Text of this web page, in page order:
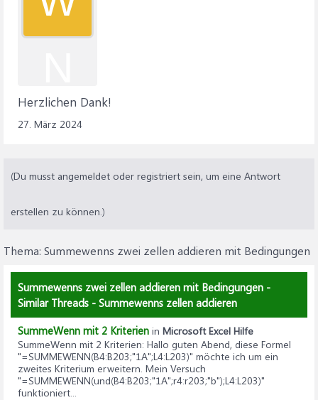
Herzlichen Dank!
27. März 2024
(Du musst angemeldet oder registriert sein, um eine Antwort
erstellen zu können.)
Thema: Summewenns zwei zellen addieren mit Bedingungen
Summewenns zwei zellen addieren mit Bedingungen -
Similar Threads - Summewenns zellen addieren
SummeWenn mit 2 Kriterien in Microsoft Excel Hilfe
SummeWenn mit 2 Kriterien: Hallo guten Abend, diese Formel
"=SUMMEWENN(B4:B203;"1A";L4:L203)" möchte ich um ein
zweites Kriterium erweitern. Mein Versuch
"=SUMMEWENN(und(B4:B203;"1A";r4:r203;"b");L4:L203)"
funktioniert...